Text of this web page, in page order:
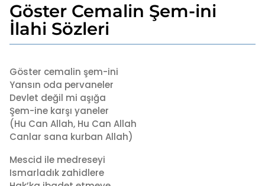
7
a
y
a
o
7
a
y
a
g
Göster Cemalin Şem-ini
İlahi Sözleri
y
a
d
m
i
n
Göster cemalin şem-ini
Yansın oda pervaneler
Devlet değil mi aşığa
Şem-ine karşı yaneler
(Hu Can Allah, Hu Can Allah
Canlar sana kurban Allah)
Mescid ile medreseyi
Ismarladık zahidlere